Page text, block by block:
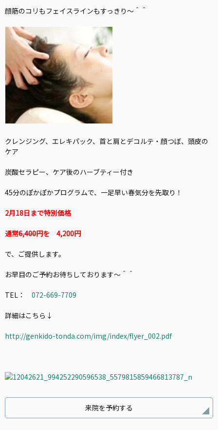
顔筋のコリもフェイスラインもすっきり～＾＾
クレンジング、エレキパック、首と肩とデコルテ・顔つぼ、頭皮の
ケア
炭酸セラピー、ケア後のハーブティー付き
45分のぽかぽかプログラムで、一足早い春気分を先取り！
2月18日まで特別価格
通常6,400円を 4,200円
で、ご提供します。
お早目のご予約お待ちしております～＾＾
TEL： 072-669-7709
詳細はこちら↓
http://genkido-tonda.com/img/index/flyer_002.pdf
来院を予約する